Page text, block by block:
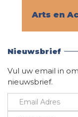
Arts en
Nieuwsbrief
Vul uw email in
nieuwsbrief.